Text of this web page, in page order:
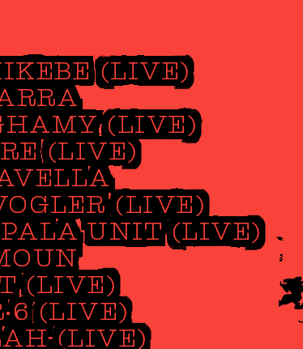
(LIVE)
(LIVE)
(LIVE)
(LIVE)
UNIT (LIVE)
(LIVE)
(LIVE)
(LIVE)